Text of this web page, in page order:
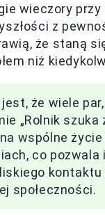
wieczory
z
że staną
niż
że wiele
„Rolnik szuka
wspólne
co pozwala
kontaktu
społeczności.